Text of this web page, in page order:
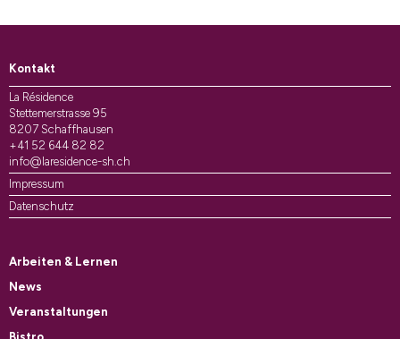
Kontakt
La Résidence
Stettemerstrasse 95
8207 Schaffhausen
+41 52 644 82 82
info@laresidence-sh.ch
Impressum
Datenschutz
Arbeiten & Lernen
News
Veranstaltungen